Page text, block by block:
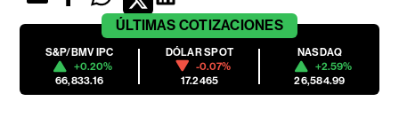
ÚLTIMAS COTIZACIONES
S&P/BMV IPC
+0.20%
66,833.16
DÓLAR SPOT
-0.07%
17.2465
NASDAQ
+2.59%
26,584.99